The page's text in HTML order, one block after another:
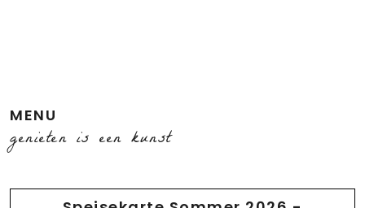
MENU
genieten is een kunst